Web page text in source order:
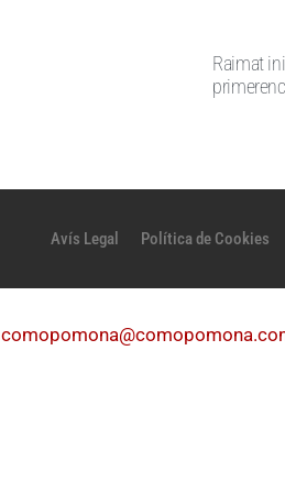
Raimat
Avís Legal Política de Cookies